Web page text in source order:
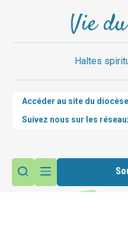
Vie
Haltes
Accéder au site du
Suivez nous sur les